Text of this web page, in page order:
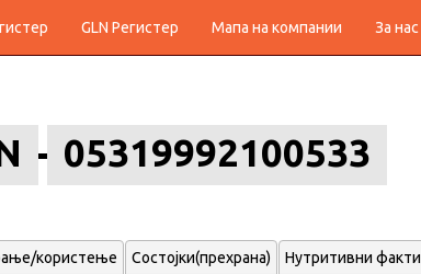
GLN Регистер Мапа на компании За нас
05319992100533
користење Состојки(прехрана) Нутритивни факти